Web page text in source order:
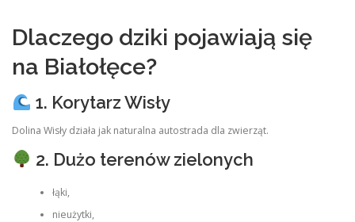
Dlaczego dziki pojawiają się
na Białołęce?
1. Korytarz Wisły
Dolina Wisły działa jak naturalna autostrada dla zwierząt.
2. Dużo terenów zielonych
łąki,
nieużytki,